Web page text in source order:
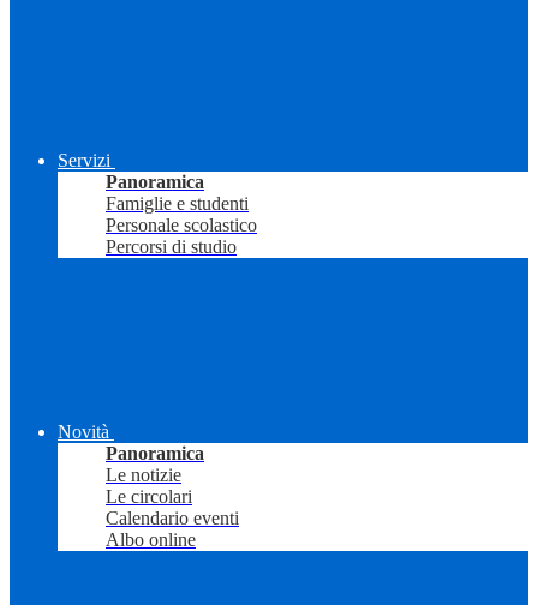
Servizi
Panoramica
Famiglie e studenti
Personale scolastico
Percorsi di studio
Novità
Panoramica
Le notizie
Le circolari
Calendario eventi
Albo online